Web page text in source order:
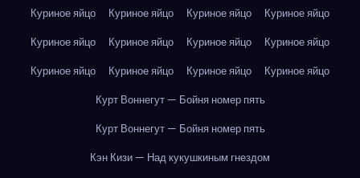
Куриное яйцо
Куриное яйцо Куриное яйцо
Куриное яйцо
Куриное яйцо
Куриное яйцо Куриное яйцо
Куриное яйцо
Куриное яйцо
Куриное яйцо Куриное яйцо
Куриное яйцо
Курт Воннегут — Бойня номер пять
Курт Воннегут — Бойня номер пять
Кэн Кизи — Над кукушкиным гнездом